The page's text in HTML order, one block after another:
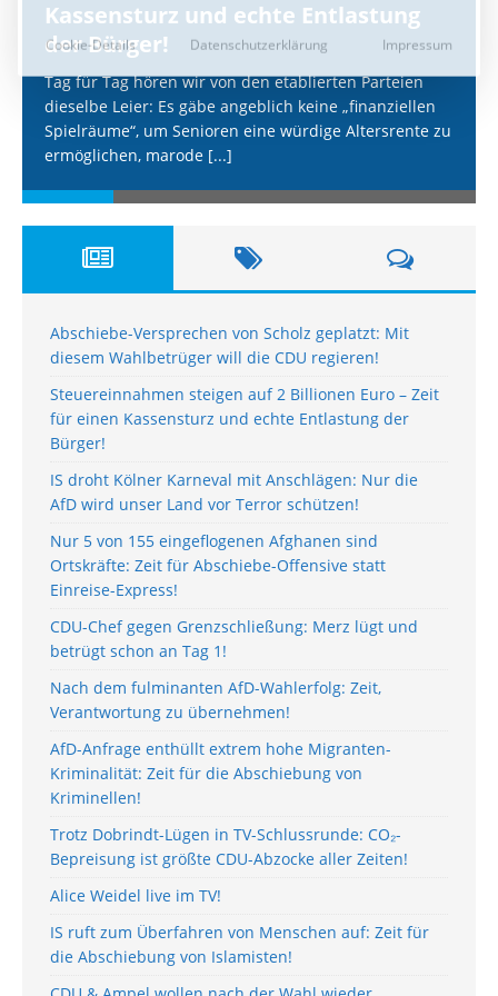
Kassensturz und echte Entlastung
der Bürger!
Tag für Tag hören wir von den etablierten Parteien
dieselbe Leier: Es gäbe angeblich keine „finanziellen
Spielräume“, um Senioren eine würdige Altersrente zu
ermöglichen, marode [...]
Abschiebe-Versprechen von Scholz geplatzt: Mit
diesem Wahlbetrüger will die CDU regieren!
Steuereinnahmen steigen auf 2 Billionen Euro – Zeit
für einen Kassensturz und echte Entlastung der
Bürger!
IS droht Kölner Karneval mit Anschlägen: Nur die
AfD wird unser Land vor Terror schützen!
Nur 5 von 155 eingeflogenen Afghanen sind
Ortskräfte: Zeit für Abschiebe-Offensive statt
Einreise-Express!
CDU-Chef gegen Grenzschließung: Merz lügt und
betrügt schon an Tag 1!
Nach dem fulminanten AfD-Wahlerfolg: Zeit,
Verantwortung zu übernehmen!
AfD-Anfrage enthüllt extrem hohe Migranten-
Kriminalität: Zeit für die Abschiebung von
Kriminellen!
Trotz Dobrindt-Lügen in TV-Schlussrunde: CO₂-
Bepreisung ist größte CDU-Abzocke aller Zeiten!
Alice Weidel live im TV!
IS ruft zum Überfahren von Menschen auf: Zeit für
die Abschiebung von Islamisten!